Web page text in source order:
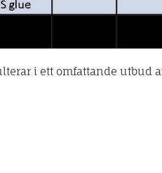
i ett omfattande utbud